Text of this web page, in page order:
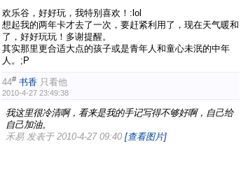
欢乐谷，好好玩，我特别喜欢！:lol
想起我的两年卡才去了一次，要赶紧利用了，现在天气暖和
了，好好玩玩！多谢提醒。
其实那里更合适大点的孩子或是青年人和童心未泯的中年
人。;P
44# 书香 只看他
2010-4-27 23:49:38
我这里很冷清啊，看来是我的手记写得不够好啊，自己给
自己加油。
禾易 发表于 2010-4-27 09:40 [查看图片]